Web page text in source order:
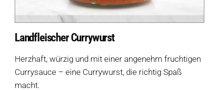
Landfleischer Currywurst
Herzhaft, würzig und mit einer angenehm fruchtigen
Currysauce – eine Currywurst, die richtig Spaß
macht.